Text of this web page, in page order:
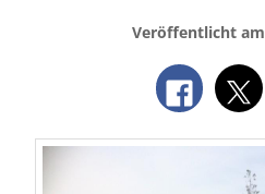
Veröffentlicht am